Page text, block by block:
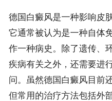
德国白癜风是一种影响皮
它通常被认为是一种自体
作一种病史。除了遗传、
疾病有关之外，还需要进
问。虽然德国白癜风目前
但常用的治疗方法包括外